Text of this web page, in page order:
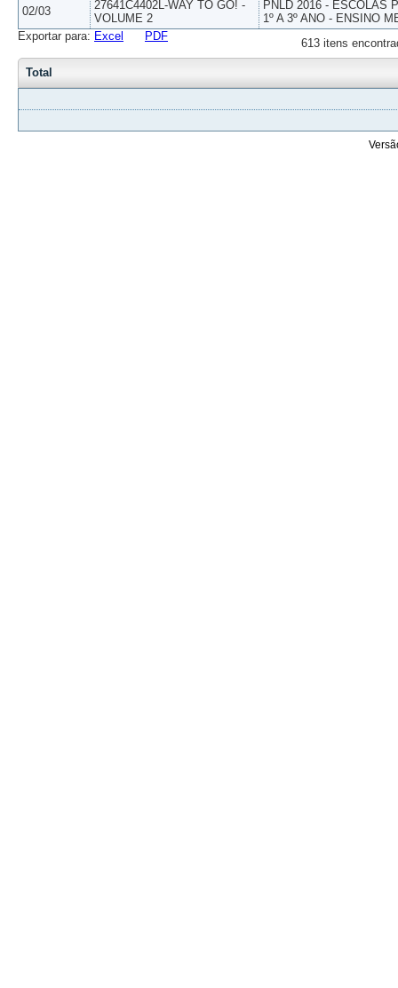
02/03
27641C4402L-WAY TO GO! -
VOLUME 2
PNLD 2016 - ESCOLAS
1º A 3º ANO - ENSINO
613 itens
Exportar para: Excel PDF
Total